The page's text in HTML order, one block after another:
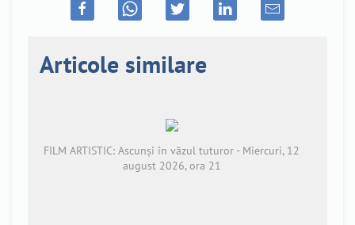
Articole similare
FILM ARTISTIC: Ascunși în văzul tuturor - Miercuri, 12
august 2026, ora 21